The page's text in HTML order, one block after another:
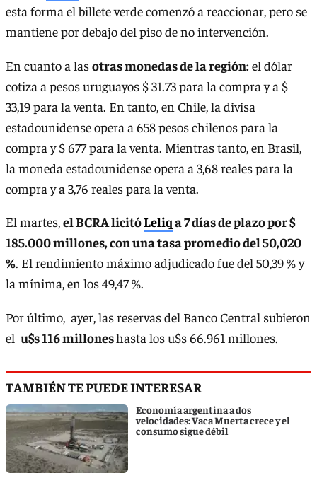
esta forma el billete verde comenzó a reaccionar, pero se
mantiene por debajo del piso de no intervención.
En cuanto a lasotras monedas de la región:el dólar
cotiza a pesos uruguayos $ 31.73 para la compra y a $
33,19 para la venta. En tanto, en Chile, la divisa
estadounidense opera a 658 pesos chilenos para la
compra y $ 677 para la venta. Mientras tanto, en Brasil,
la moneda estadounidense opera a 3,68 reales para la
compra y a 3,76 reales para la venta.
El martes,el BCRA licitóLeliqa 7 días de plazo por $
185.000 millones, con una tasa promedio del 50,020
%. El rendimiento máximo adjudicado fue del 50,39 % y
la mínima, en los 49,47 %.
Por último, ayer, las reservas del Banco Central subieron
el u$s 116 milloneshasta los u$s 66.961 millones.
TAMBIÉN TE PUEDE INTERESAR
Economía argentina a dos
velocidades: Vaca Muerta crece y el
consumo sigue débil